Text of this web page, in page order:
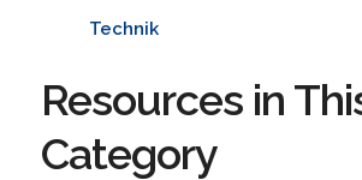
Technik
Resources in
Category